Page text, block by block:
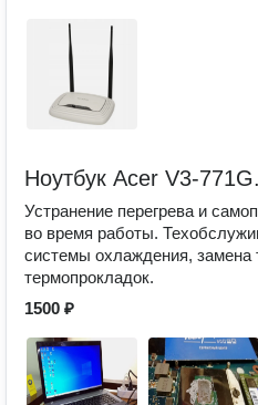
Ноутбук Acer V3-
Устранение перегрева и
во время работы.
системы охлаждения, замена
термопрокладок.
1500 ₽